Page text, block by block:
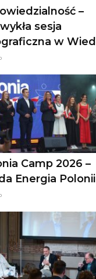
–
sesja
w
Camp 2026 –
Energia Polonii